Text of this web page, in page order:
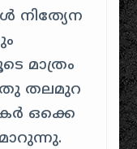
നിത്യേന
മാത്രം
തലമുറ
ഒക്കെ